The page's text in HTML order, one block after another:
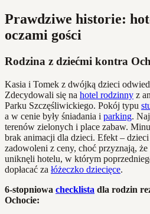
Prawdziwe historie:
oczami gości
Rodzina z dziećmi kontra
Kasia i Tomek z dwójką dzieci
Zdecydowali się na hotel rodzinny z
Parku Szczęśliwickiego. Pokój typu
a w cenie były śniadania i parking.
terenów zielonych i place zabaw.
brak animacji dla dzieci. Efekt –
zadowoleni z ceny, choć przyznają,
uniknęli hotelu, w którym
dopłacać za łóżeczko dziecięce.
6-stopniowa checklista dla rodzin
Ochocie: